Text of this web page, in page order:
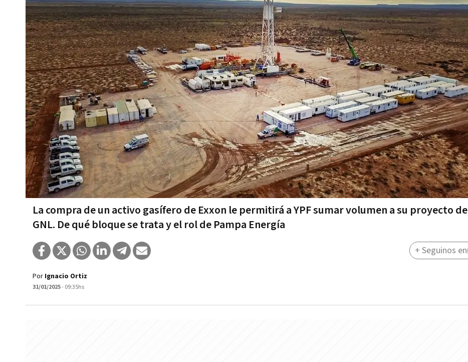
La compra de un activo gasífero de Exxon le permitirá a YPF sumar volumen a su proyecto de
GNL. De qué bloque se trata y el rol de Pampa Energía
Por Ignacio Ortiz
31/01/2025- 09:35hs
+ Seguinos en